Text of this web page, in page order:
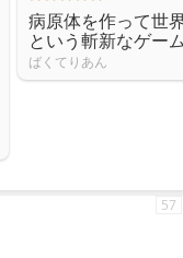
病原体を作って世
という斬新なゲー
ばくてりあん
57